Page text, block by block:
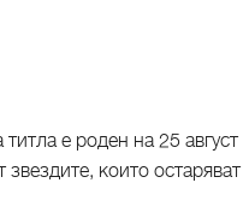
е роден на 25 август
които остаряват